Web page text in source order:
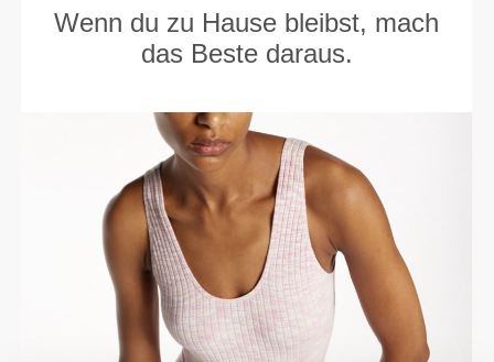
Wenn du zu Hause bleibst, mach
das Beste daraus.